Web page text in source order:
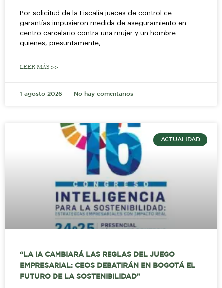
Por solicitud de la Fiscalía jueces de control de
garantías impusieron medida de aseguramiento en
centro carcelario contra una mujer y un hombre
quienes, presuntamente,
LEER MÁS >>
1 agosto 2026 No hay comentarios
ACTUALIDAD
“LA IA CAMBIARÁ LAS REGLAS DEL JUEGO
EMPRESARIAL: CEOS DEBATIRÁN EN BOGOTÁ EL
FUTURO DE LA SOSTENIBILIDAD”